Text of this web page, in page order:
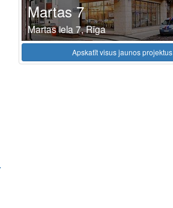
Martas 7
Martas iela 7, Rīga
Apskatīt visus jaunos projektus